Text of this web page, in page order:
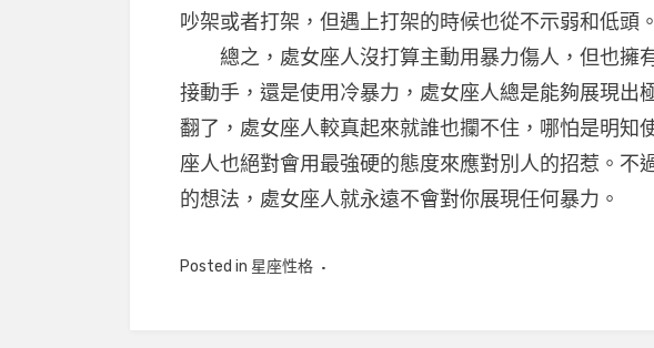
吵架或者打架，但遇上打架的時候也從不示弱和低頭。
總之，處女座人沒打算主動用暴力傷人，但也擁
接動手，還是使用冷暴力，處女座人總是能夠展現出
翻了，處女座人較真起來就誰也攔不住，哪怕是明知
座人也絕對會用最強硬的態度來應對別人的招惹。不
的想法，處女座人就永遠不會對你展現任何暴力。
Posted in 星座性格